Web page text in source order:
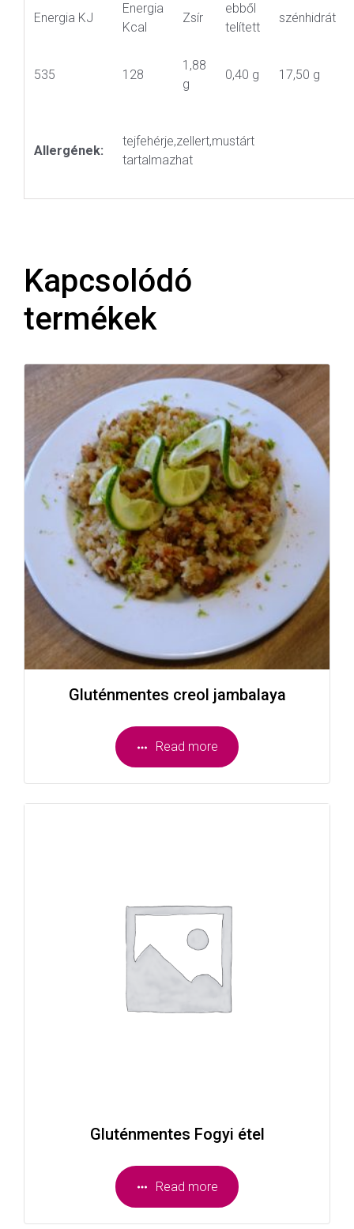
Energia KJ
Energia
Kcal
Zsír
ebből
telített
szénhidrát
535 128
1,88
g
0,40 g 17,50 g
Allergének:
tejfehérje,zellert,mustárt
tartalmazhat
Kapcsolódó
termékek
Gluténmentes creol jambalaya
Read more
Gluténmentes Fogyi étel
Read more